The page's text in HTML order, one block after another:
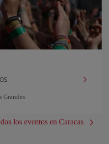
Grandes
los eventos en Caracas